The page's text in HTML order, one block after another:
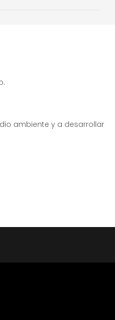
ambiente y a desarrollar